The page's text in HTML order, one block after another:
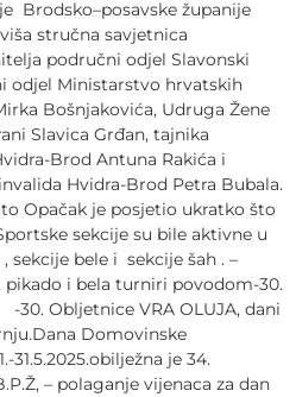
Brodsko–posavske županije
stručna savjetnica
područni odjel Slavonski
odjel Ministarstvo hrvatskih
Bošnjakovića, Udruga Žene
Slavica Grđan, tajnika
Brod Antuna Rakića i
Hvidra-Brod Petra Bubala.
Opačak je posjetio ukratko što
sekcije su bile aktivne u
sekcije bele i sekcije šah . –
i bela turniri povodom-30.
Obljetnice VRA OLUJA, dani
Domovinske
31.5.2025.obilježna je 34.
– polaganje vijenaca za dan